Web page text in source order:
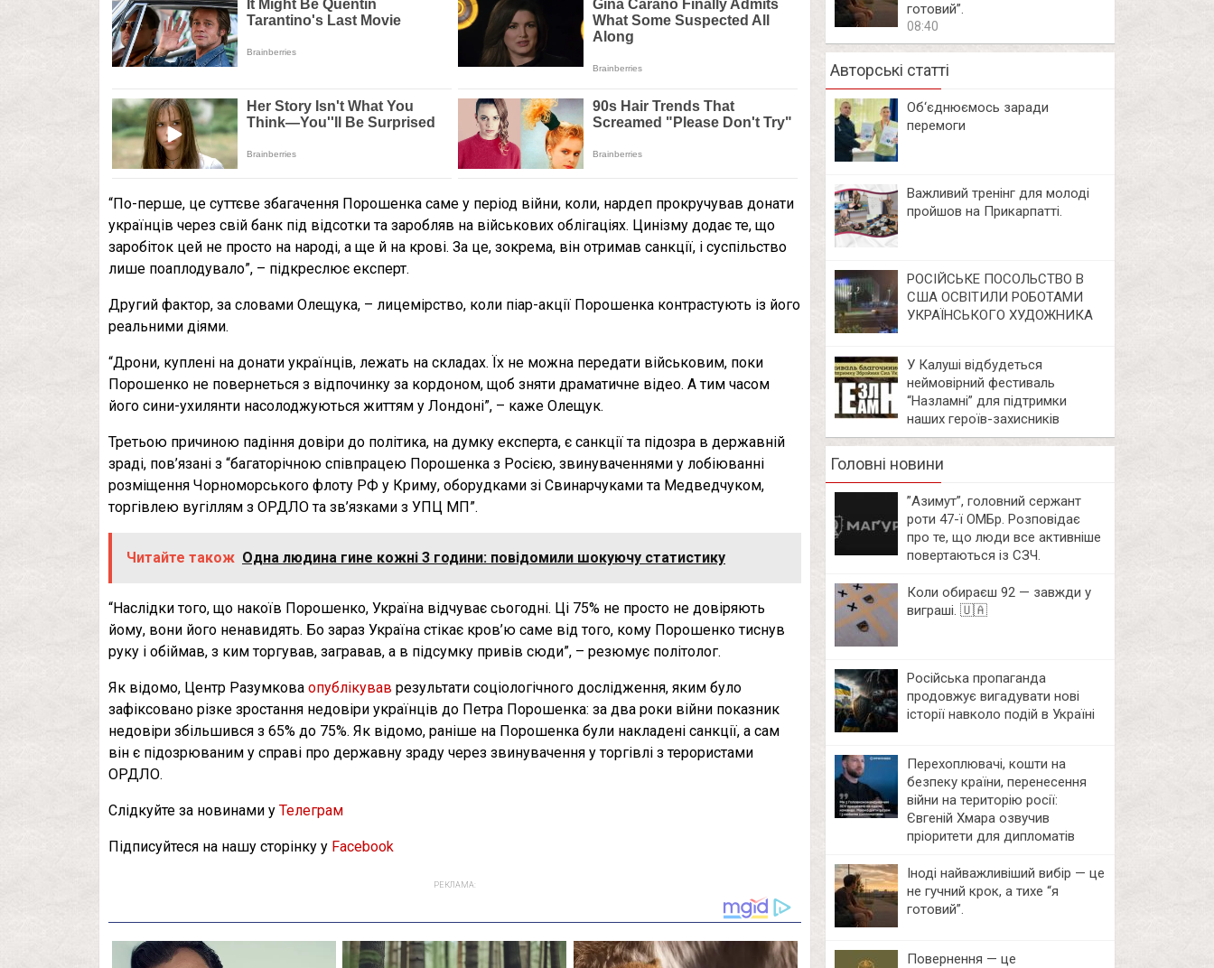
“По-перше, це суттєве збагачення Порошенка саме у період війни, коли, нардеп прокручував донати
українців через свій банк під відсотки та заробляв на військових облігаціях. Цинізму додає те, що
заробіток цей не просто на народі, а ще й на крові. За це, зокрема, він отримав санкції, і суспільство
лише поаплодувало”, – підкреслює експерт.
Другий фактор, за словами Олещука, – лицемірство, коли піар-акції Порошенка контрастують із його
реальними діями.
“Дрони, куплені на донати українців, лежать на складах. Їх не можна передати військовим, поки
Порошенко не повернеться з відпочинку за кордоном, щоб зняти драматичне відео. А тим часом
його сини-ухилянти насолоджуються життям у Лондоні”, – каже Олещук.
Третьою причиною падіння довіри до політика, на думку експерта, є санкції та підозра в державній
зраді, пов’язані з “багаторічною співпрацею Порошенка з Росією, звинуваченнями у лобіюванні
розміщення Чорноморського флоту РФ у Криму, оборудками зі Свинарчуками та Медведчуком,
торгівлею вугіллям з ОРДЛО та зв’язками з УПЦ МП”.
Читайте також Одна людина гине кожні 3 години: повідомили шокуючу статистику
“Наслідки того, що накоїв Порошенко, Україна відчуває сьогодні. Ці 75% не просто не довіряють
йому, вони його ненавидять. Бо зараз Україна стікає кров’ю саме від того, кому Порошенко тиснув
руку і обіймав, з ким торгував, загравав, а в підсумку привів сюди”, – резюмує політолог.
Як відомо, Центр Разумкова опублікував результати соціологічного дослідження, яким було
зафіксовано різке зростання недовіри українців до Петра Порошенка: за два роки війни показник
недовіри збільшився з 65% до 75%. Як відомо, раніше на Порошенка були накладені санкції, а сам
він є підозрюваним у справі про державну зраду через звинувачення у торгівлі з терористами
ОРДЛО.
Слідкуйте за новинами у Телеграм
Підписуйтеся на нашу сторінку у Facebook
РЕКЛАМА:
готовий”.
08:40
Авторські статті
Об‘єднюємось заради
перемоги
Важливий тренінг для молоді
пройшов на Прикарпатті.
РОСІЙСЬКЕ ПОСОЛЬСТВО В
США ОСВІТИЛИ РОБОТАМИ
УКРАЇНСЬКОГО ХУДОЖНИКА
У Калуші відбудеться
неймовірний фестиваль
“Назламні” для підтримки
наших героїв-захисників
Головні новини
⁨”Азимут”, головний сержант
роти 47-ї ОМБр. Розповідає
про те, що люди все активніше
повертаються із СЗЧ.
Коли обираєш 92 — завжди у
виграші. 🇺🇦
Російська пропаганда
продовжує вигадувати нові
історії навколо подій в Україні
Перехоплювачі, кошти на
безпеку країни, перенесення
війни на територію росії:
Євгеній Хмара озвучив
пріоритети для дипломатів
Іноді найважливіший вибір — це
не гучний крок, а тихе “я
готовий”.
Повернення — це